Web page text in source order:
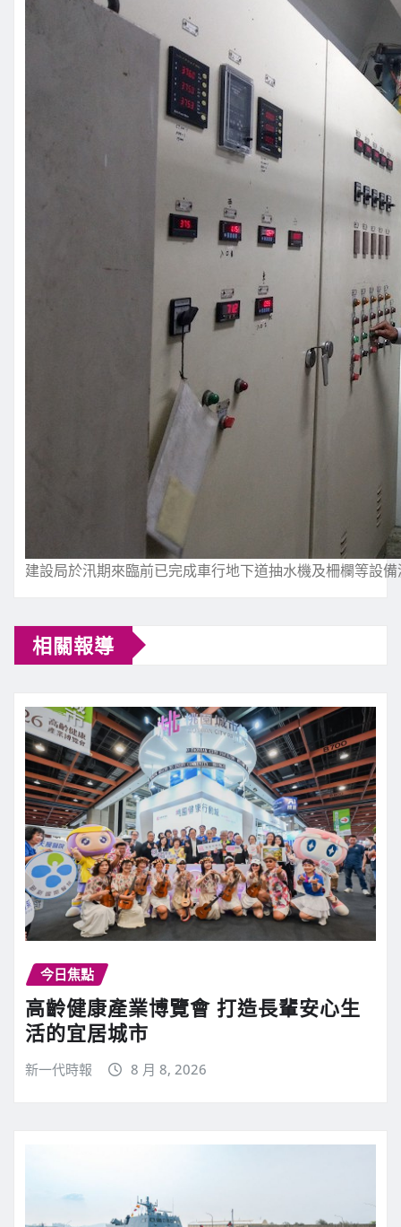
建設局於汛期來臨前已完成車行地下道抽水機及柵欄等設
相關報導
今日焦點
高齡健康產業博覽會 打造長輩安心生
活的宜居城市
新一代時報 8 月 8, 2026